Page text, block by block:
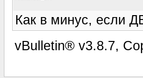
Как в минус, если
vBulletin® v3.8.7,